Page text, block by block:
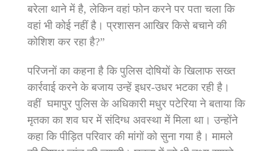
बरेला थाने में है, लेकिन वहां फोन करने पर पता चला कि
वहां भी कोई नहीं है। प्रशासन आखिर किसे बचाने की
कोशिश कर रहा है?”
परिजनों का कहना है कि पुलिस दोषियों के खिलाफ सख्त
कार्रवाई करने के बजाय उन्हें इधर-उधर भटका रही है।
वहीं घमापुर पुलिस के अधिकारी मधुर पटेरिया ने बताया कि
मृतका का शव घर में संदिग्ध अवस्था में मिला था। उन्होंने
कहा कि पीड़ित परिवार की मांगों को सुना गया है। मामले